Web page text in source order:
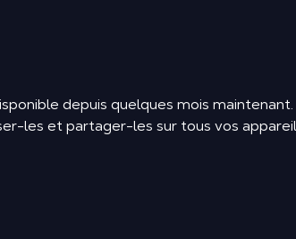
depuis quelques mois
les et partager-les sur tous vos